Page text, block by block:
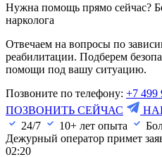
Нужна помощь прямо сейчас?
нарколога
Отвечаем на вопросы по
реабилитации. Подберем
помощи под вашу ситуацию.
Позвоните по телефону: +7 499
ПОЗВОНИТЬ СЕЙЧАС
24/7
10+ лет опыта
Дежурный оператор примет
02:20